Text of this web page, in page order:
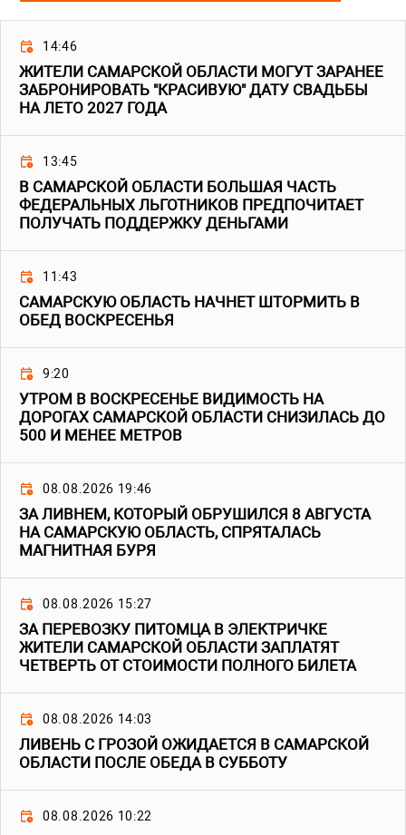
14:46
ЖИТЕЛИ САМАРСКОЙ ОБЛАСТИ МОГУТ ЗАРАНЕЕ
ЗАБРОНИРОВАТЬ "КРАСИВУЮ" ДАТУ СВАДЬБЫ
НА ЛЕТО 2027 ГОДА
13:45
В САМАРСКОЙ ОБЛАСТИ БОЛЬШАЯ ЧАСТЬ
ФЕДЕРАЛЬНЫХ ЛЬГОТНИКОВ ПРЕДПОЧИТАЕТ
ПОЛУЧАТЬ ПОДДЕРЖКУ ДЕНЬГАМИ
11:43
САМАРСКУЮ ОБЛАСТЬ НАЧНЕТ ШТОРМИТЬ В
ОБЕД ВОСКРЕСЕНЬЯ
9:20
УТРОМ В ВОСКРЕСЕНЬЕ ВИДИМОСТЬ НА
ДОРОГАХ САМАРСКОЙ ОБЛАСТИ СНИЗИЛАСЬ ДО
500 И МЕНЕЕ МЕТРОВ
08.08.2026 19:46
ЗА ЛИВНЕМ, КОТОРЫЙ ОБРУШИЛСЯ 8 АВГУСТА
НА САМАРСКУЮ ОБЛАСТЬ, СПРЯТАЛАСЬ
МАГНИТНАЯ БУРЯ
08.08.2026 15:27
ЗА ПЕРЕВОЗКУ ПИТОМЦА В ЭЛЕКТРИЧКЕ
ЖИТЕЛИ САМАРСКОЙ ОБЛАСТИ ЗАПЛАТЯТ
ЧЕТВЕРТЬ ОТ СТОИМОСТИ ПОЛНОГО БИЛЕТА
08.08.2026 14:03
ЛИВЕНЬ С ГРОЗОЙ ОЖИДАЕТСЯ В САМАРСКОЙ
ОБЛАСТИ ПОСЛЕ ОБЕДА В СУББОТУ
08.08.2026 10:22